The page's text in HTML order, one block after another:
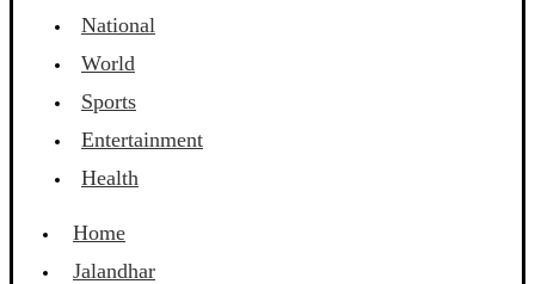
National
World
Sports
Entertainment
Health
Home
Jalandhar